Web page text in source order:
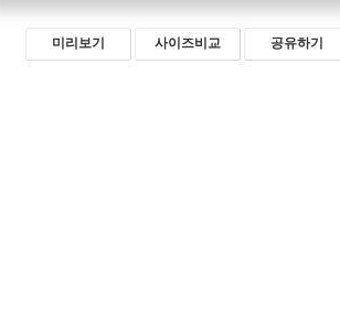
미리보기 사이즈비교 공유하기